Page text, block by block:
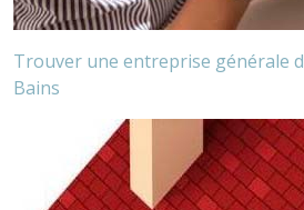
Trouver une entreprise générale
Bains